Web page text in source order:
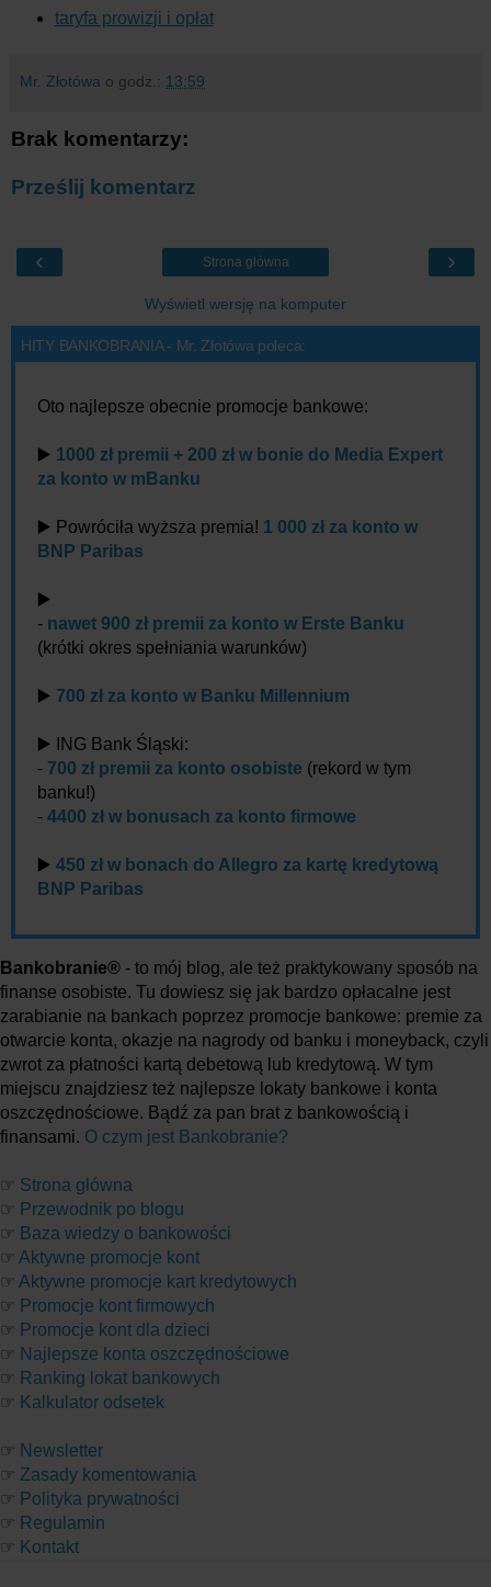
taryfa prowizji i opłat
Mr. Złotówa o godz.: 13:59
Brak komentarzy:
Prześlij komentarz
‹ ›
Strona główna
Wyświetl wersję na komputer
HITY BANKOBRANIA - Mr. Złotówa poleca:
Oto najlepsze obecnie promocje bankowe:
▶️ 1000 zł premii + 200 zł w bonie do Media Expert
za konto w mBanku
▶️ Powróciła wyższa premia! 1 000 zł za konto w
BNP Paribas
▶️
- nawet 900 zł premii za konto w Erste Banku
(krótki okres spełniania warunków)
▶️ 700 zł za konto w Banku Millennium
▶️ ING Bank Śląski:
- 700 zł premii za konto osobiste (rekord w tym
banku!)
- 4400 zł w bonusach za konto firmowe
▶️ 450 zł w bonach do Allegro za kartę kredytową
BNP Paribas
Bankobranie® - to mój blog, ale też praktykowany sposób na
finanse osobiste. Tu dowiesz się jak bardzo opłacalne jest
zarabianie na bankach poprzez promocje bankowe: premie za
otwarcie konta, okazje na nagrody od banku i moneyback, czyli
zwrot za płatności kartą debetową lub kredytową. W tym
miejscu znajdziesz też najlepsze lokaty bankowe i konta
oszczędnościowe. Bądź za pan brat z bankowością i
finansami. O czym jest Bankobranie?
☞ Strona główna
☞ Przewodnik po blogu
☞ Baza wiedzy o bankowości
☞ Aktywne promocje kont
☞ Aktywne promocje kart kredytowych
☞ Promocje kont firmowych
☞ Promocje kont dla dzieci
☞ Najlepsze konta oszczędnościowe
☞ Ranking lokat bankowych
☞ Kalkulator odsetek
☞ Newsletter
☞ Zasady komentowania
☞ Polityka prywatności
☞ Regulamin
☞ Kontakt